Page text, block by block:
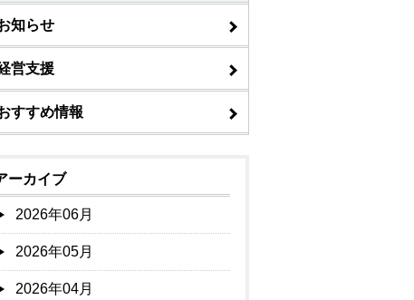
知らせ
営支援
すすめ情報
ーカイブ
2026年06月
2026年05月
2026年04月